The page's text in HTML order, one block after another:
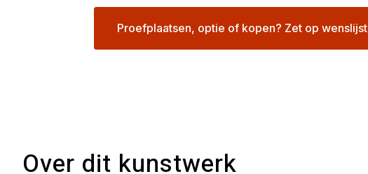
Proefplaatsen, optie of kopen? Zet op wenslijst
Over dit kunstwerk